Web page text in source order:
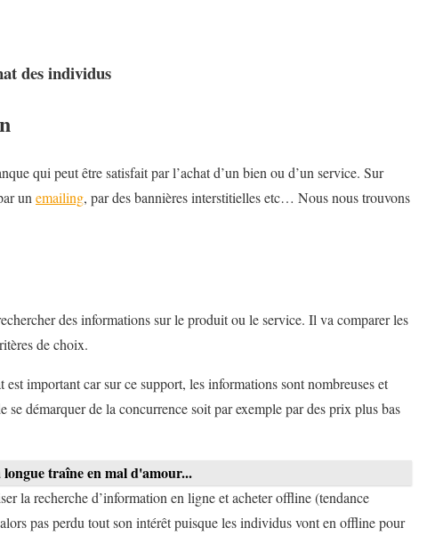
des individus
qui peut être satisfait par l’achat d’un bien ou d’un service. Sur
un emailing, par des bannières interstitielles etc… Nous nous trouvons
des informations sur le produit ou le service. Il va comparer les
de choix.
est important car sur ce support, les informations sont nombreuses et
démarquer de la concurrence soit par exemple par des prix plus bas
traîne en mal d'amour...
la recherche d’information en ligne et acheter offline (tendance
pas perdu tout son intérêt puisque les individus vont en offline pour